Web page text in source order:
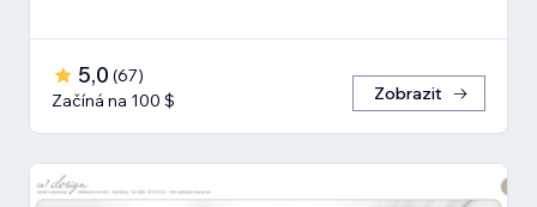
5,0 (67)
Začíná na 100 $
Zobrazit